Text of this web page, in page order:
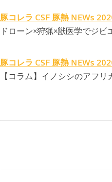
豚コレラ CSF 豚熱 NEWs
ドローン×狩猟×獣医学でジビ
豚コレラ CSF 豚熱 NEWs
【コラム】イノシシのアフ